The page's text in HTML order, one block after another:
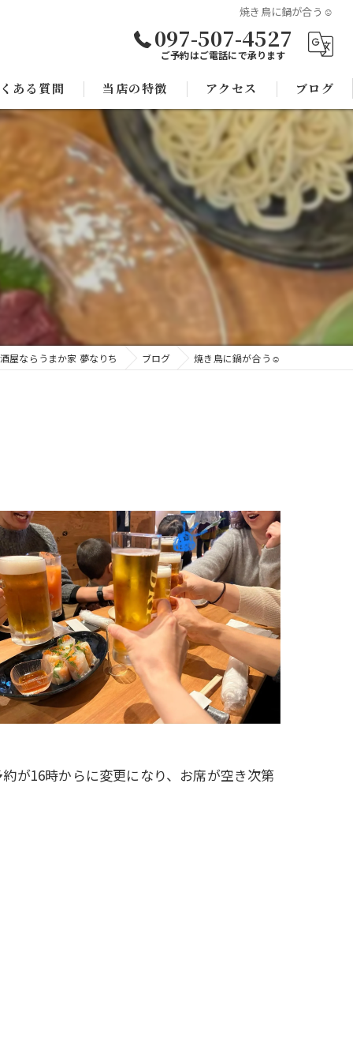
焼き鳥に鍋が合う☺️
097-507-4527
ご予約はご電話にで承ります
ある質問 当店の特徴
焼き鳥
子連れ
スポーツ観戦
モツ鍋
アクセス ブログ
コラム
屋ならうまか家 夢なりち ブログ 焼き鳥に鍋が合う☺️
が16時からに変更になり、お席が空き次第